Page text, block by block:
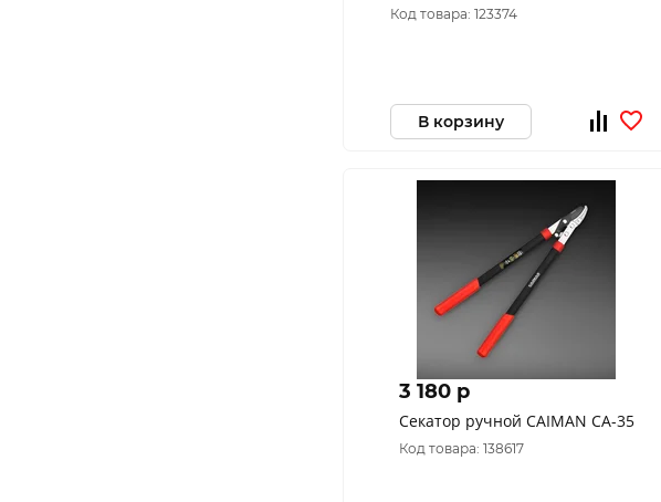
Код товара: 123374
В корзину
3 180 p
Секатор ручной CAIMAN CA-35
Код товара: 138617